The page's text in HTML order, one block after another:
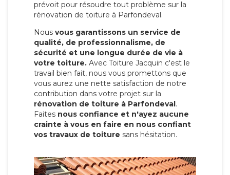
prévoit pour résoudre tout problème sur la
rénovation de toiture à Parfondeval.
Nous vous garantissons un service de
qualité, de professionnalisme, de
sécurité et une longue durée de vie à
votre toiture. Avec Toiture Jacquin c'est le
travail bien fait, nous vous promettons que
vous aurez une nette satisfaction de notre
contribution dans votre projet sur la
rénovation de toiture à Parfondeval.
Faites nous confiance et n'ayez aucune
crainte à vous en faire en nous confiant
vos travaux de toiture sans hésitation.